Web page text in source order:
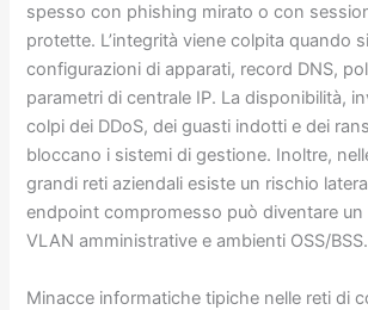
spesso con phishing mirato o con
protette. L’integrità viene colpita quando
configurazioni di apparati, record DNS,
parametri di centrale IP. La disponibilità,
colpi dei DDoS, dei guasti indotti e dei
bloccano i sistemi di gestione. Inoltre,
grandi reti aziendali esiste un rischio
endpoint compromesso può diventare
VLAN amministrative e ambienti OSS/BSS.
Minacce informatiche tipiche nelle reti di